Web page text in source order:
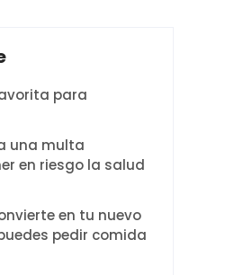
para
una multa
en riesgo la salud
en tu nuevo
pedir comida